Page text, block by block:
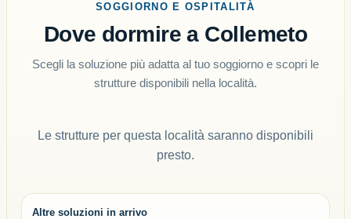
SOGGIORNO E OSPITALITÀ
Dove dormire a Collemeto
Scegli la soluzione più adatta al tuo soggiorno e scopri le
strutture disponibili nella località.
Le strutture per questa località saranno disponibili
presto.
Altre soluzioni in arrivo